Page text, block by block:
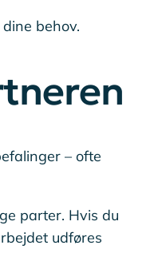
behov.
– ofte
parter. Hvis du
udføres